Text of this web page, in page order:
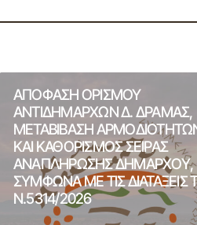
ΑΠΟΦΑΣΗ ΟΡΙΣΜΟΥ
ΑΝΤΙΔΗΜΑΡΧΩΝ Δ. ΔΡΑΜΑΣ,
ΜΕΤΑΒΙΒΑΣΗ
ΚΑΙ ΚΑΘΟΡΙΣΜΟΣ ΣΕΙΡΑΣ
ΑΝΑΠΛΗΡΩΣΗΣ ΔΗΜΑΡΧΟΥ,
ΣΥΜΦΩΝΑ ΜΕ ΤΙΣ ΔΙΑΤΑΞΕΙΣ
Ν.5314/2026